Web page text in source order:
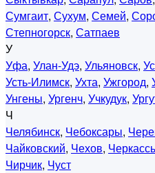
Сумгаит, Сухум, Семей,
Степногорск, Сатпаев
У
Уфа, Улан-Удэ, Ульяновск,
Усть-Илимск, Ухта, Ужгород,
Унгены, Ургенч, Учкудук,
Ч
Челябинск, Чебоксары,
Чайковский, Чехов,
Чирчик, Чуст